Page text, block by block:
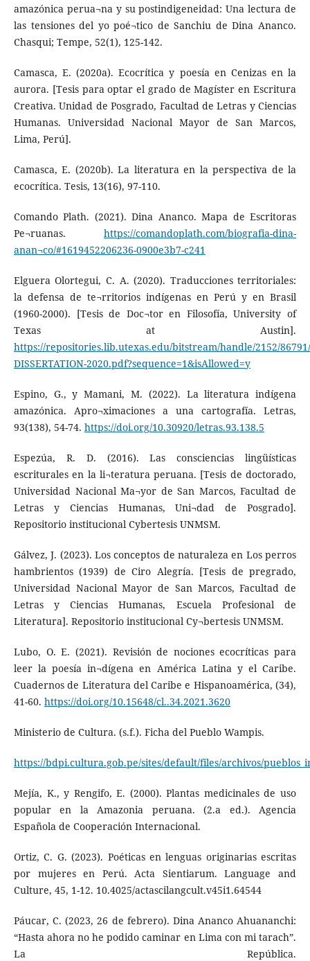
amazónica perua¬na y su postindigeneidad: Una lectura de
las tensiones del yo poé¬tico de Sanchiu de Dina Ananco.
Chasqui; Tempe, 52(1), 125-142.
Camasca, E. (2020a). Ecocrítica y poesía en Cenizas en la
aurora. [Tesis para optar el grado de Magíster en Escritura
Creativa. Unidad de Posgrado, Facultad de Letras y Ciencias
Humanas. Universidad Nacional Mayor de San Marcos,
Lima, Perú].
Camasca, E. (2020b). La literatura en la perspectiva de la
ecocrítica. Tesis, 13(16), 97-110.
Comando Plath. (2021). Dina Ananco. Mapa de Escritoras
Pe¬ruanas.https://comandoplath.com/biografia-dina-
anan¬co/#1619452206236-0900e3b7-c241
Elguera Olortegui, C. A. (2020). Traducciones territoriales:
la defensa de te¬rritorios indígenas en Perú y en Brasil
(1960-2000). [Tesis de Doc¬tor en Filosofía, University of
Texas at Austin].
https://repositories.lib.utexas.edu/bitstream/handle/2152/86791/
DISSERTATION-2020.pdf?sequence=1&isAllowed=y
Espino, G., y Mamani, M. (2022). La literatura indígena
amazónica. Apro¬ximaciones a una cartografía. Letras,
93(138), 54-74. https://doi.org/10.30920/letras.93.138.5
Espezúa, R. D. (2016). Las consciencias lingüísticas
escriturales en la li¬teratura peruana. [Tesis de doctorado,
Universidad Nacional Ma¬yor de San Marcos, Facultad de
Letras y Ciencias Humanas, Uni¬dad de Posgrado].
Repositorio institucional Cybertesis UNMSM.
Gálvez, J. (2023). Los conceptos de naturaleza en Los perros
hambrientos (1939) de Ciro Alegría. [Tesis de pregrado,
Universidad Nacional Mayor de San Marcos, Facultad de
Letras y Ciencias Humanas, Escuela Profesional de
Literatura]. Repositorio institucional Cy¬bertesis UNMSM.
Lubo, O. E. (2021). Revisión de nociones ecocríticas para
leer la poesía in¬dígena en América Latina y el Caribe.
Cuadernos de Literatura del Caribe e Hispanoamérica, (34),
41-60. https://doi.org/10.15648/cl..34.2021.3620
Ministerio de Cultura. (s.f.). Ficha del Pueblo Wampis.
https://bdpi.cultura.gob.pe/sites/default/files/archivos/
Mejía, K., y Rengifo, E. (2000). Plantas medicinales de uso
popular en la Amazonia peruana. (2.a ed.). Agencia
Española de Cooperación Internacional.
Ortiz, C. G. (2023). Poéticas en lenguas originarias escritas
por mujeres en Perú. Acta Sientiarum. Language and
Culture, 45, 1-12. 10.4025/actascilangcult.v45i1.64544
Páucar, C. (2023, 26 de febrero). Dina Ananco Ahuananchi:
“Hasta ahora no he podido caminar en Lima con mi tarach”.
La República.